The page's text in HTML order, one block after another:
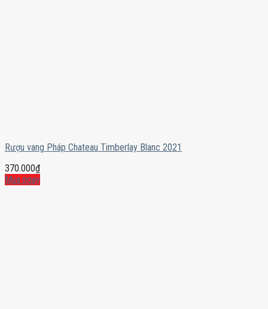
Rượu vang Pháp Chateau Timberlay Blanc 2021
370.000₫
Mua ngay